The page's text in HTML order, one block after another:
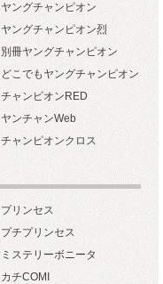
ヤングチャンピオン
ヤングチャンピオン烈
別冊ヤングチャンピオン
どこでもヤングチャンピオン
チャンピオンRED
ヤンチャンWeb
チャンピオンクロス
プリンセス
プチプリンセス
ミステリーボニータ
カチCOMI